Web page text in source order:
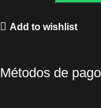
Add to wishlist
Métodos de